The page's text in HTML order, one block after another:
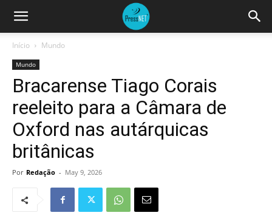
Início Mundo
Mundo
Bracarense Tiago Corais
reeleito para a Câmara de
Oxford nas autárquicas
britânicas
Por Redação - May 9, 2026